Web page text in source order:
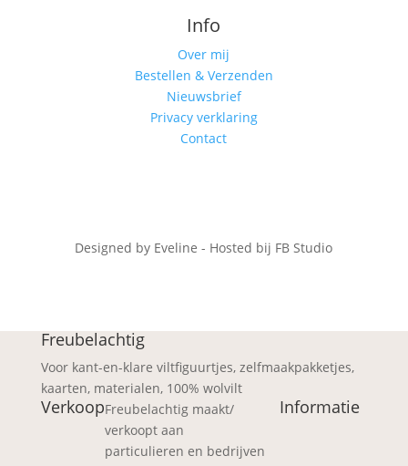
Info
Over mij
Bestellen & Verzenden
Nieuwsbrief
Privacy verklaring
Contact
Designed by Eveline - Hosted bij FB Studio
Freubelachtig
Voor kant-en-klare viltfiguurtjes, zelfmaakpakketjes,
kaarten, materialen, 100% wolvilt
VerkoopFreubelachtig maakt/
verkoopt aan
particulieren en bedrijven
Informatie